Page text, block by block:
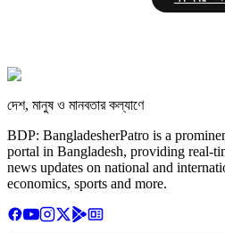
দেশ, মানুষ ও মানবতার কল্যাণে
BDP: BangladesherPatro is a
portal in Bangladesh, providing real-
news updates on national and
economics, sports and more.